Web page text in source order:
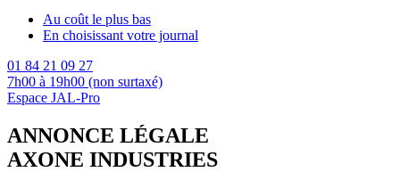
Au coût le plus bas
En choisissant votre journal
01 84 21 09 27
7h00 à 19h00 (non surtaxé)
Espace JAL-Pro
ANNONCE LÉGALE
AXONE INDUSTRIES